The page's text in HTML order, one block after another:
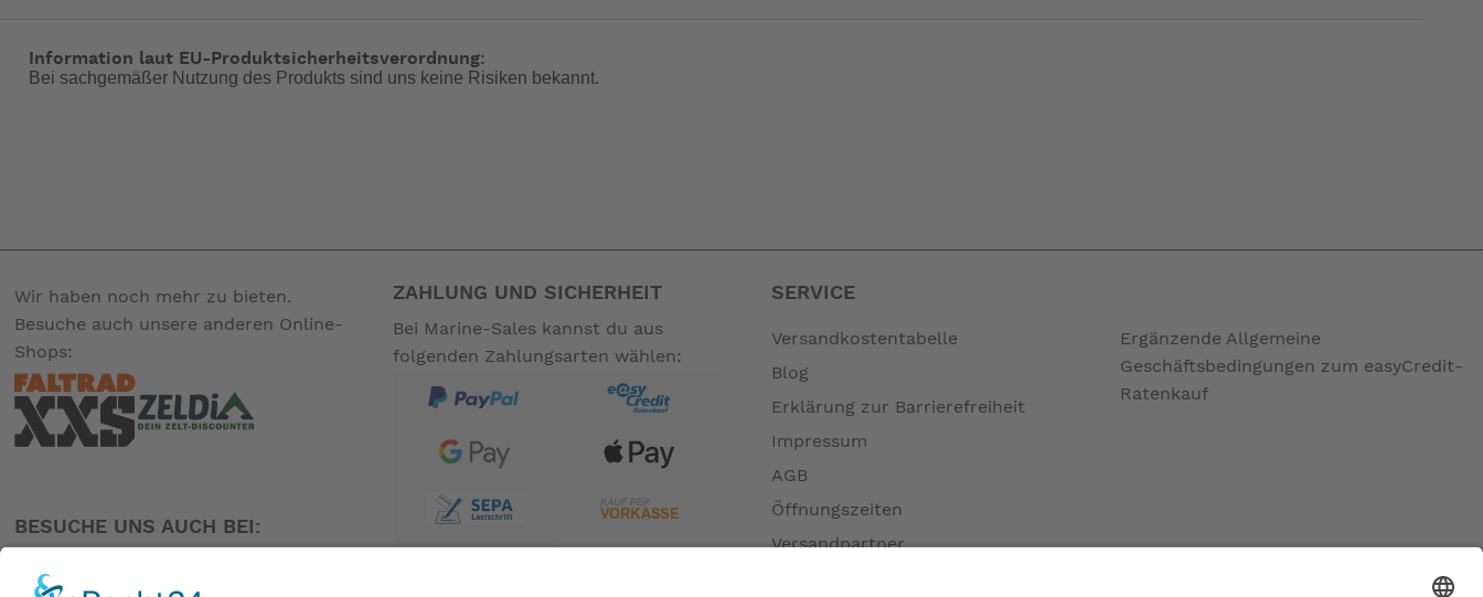
Information laut EU-Produktsicherheitsverordnung:
Bei sachgemäßer Nutzung des Produkts sind uns keine Risiken bekannt.
Wir haben noch mehr zu bieten.
Besuche auch unsere anderen Online-
Shops:
BESUCHE UNS AUCH BEI:
ZAHLUNG UND SICHERHEIT
Bei Marine-Sales kannst du aus
folgenden Zahlungsarten wählen:
SERVICE
Versandkostentabelle
Blog
Erklärung zur Barrierefreiheit
Impressum
AGB
Öffnungszeiten
Versandpartner
Ergänzende Allgemeine
Geschäftsbedingungen zum easyCredit-
Ratenkauf